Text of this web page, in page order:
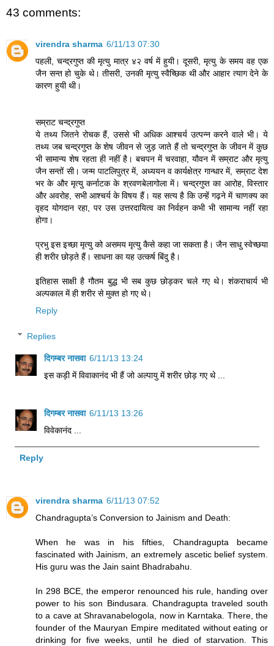
43 comments:
virendra sharma 6/11/13 07:30
पहली, चन्द्रगुप्त की मृत्यु मात्र ४२ वर्ष में हुयी। दूसरी, मृत्यु के समय वह एक
जैन सन्त हो चुके थे। तीसरी, उनकी मृत्यु स्वैच्छिक थी और आहार त्याग देने के
कारण हुयी थी।
सम्राट चन्द्रगुप्त
ये तथ्य जितने रोचक हैं, उससे भी अधिक आश्चर्य उत्पन्न करने वाले भी। ये
तथ्य जब चन्द्रगुप्त के शेष जीवन से जुड़ जाते हैं तो चन्द्रगुप्त के जीवन में कुछ
भी सामान्य शेष रहता ही नहीं है। बचपन में चरवाहा, यौवन में सम्राट और मृत्यु
जैन सन्तों सी। जन्म पाटलिपुत्र में, अध्ययन व कार्यक्षेत्र गान्धार में, सम्राट देश
भर के और मृत्यु कर्नाटक के श्रवणबेलागोला में। चन्द्रगुप्त का आरोह, विस्तार
और अवरोह, सभी आश्चर्य के विषय हैं। यह सत्य है कि उन्हें गढ़ने में चाणक्य का
वृहद योगदान रहा, पर उस उत्तरदायित्व का निर्वहन कभी भी सामान्य नहीं रहा
होगा।
प्रभु इस इच्छा मृत्यु को असमय मृत्यु कैसे कहा जा सकता है। जैन साधु स्वेच्छया
ही शरीर छोड़ते हैं। साधना का यह उत्कर्ष बिंदु है।
इतिहास साक्षी है गौतम बुद्ध भी सब कुछ छोड़कर चले गए थे। शंकराचार्य भी
अल्पकाल में ही शरीर से मुक्त हो गए थे।
Reply
Replies
दिगम्बर नासवा 6/11/13 13:24
इस कड़ी में विवाकानंद भी हैं जो अल्पायु में शरीर छोड़ गए थे ...
दिगम्बर नासवा 6/11/13 13:26
विवेकानंद ...
Reply
virendra sharma 6/11/13 07:52
Chandragupta’s Conversion to Jainism and Death:
When he was in his fifties, Chandragupta became
fascinated with Jainism, an extremely ascetic belief system.
His guru was the Jain saint Bhadrabahu.
In 298 BCE, the emperor renounced his rule, handing over
power to his son Bindusara. Chandragupta traveled south
to a cave at Shravanabelogola, now in Karntaka. There, the
founder of the Mauryan Empire meditated without eating or
drinking for five weeks, until he died of starvation. This